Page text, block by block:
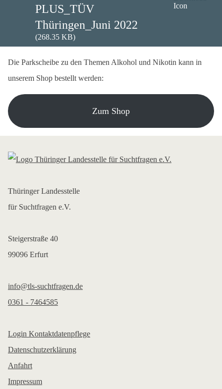
PLUS_TÜV
Thüringen_Juni 2022
(268.35 KB)
Die Parkscheibe zu den Themen Alkohol und Nikotin kann in
unserem Shop bestellt werden:
Zum Shop
Thüringer Landesstelle
für Suchtfragen e.V.
Steigerstraße 40
99096 Erfurt
info@tls-suchtfragen.de
0361 - 7464585
Login Kontaktdatenpflege
Datenschutzerklärung
Anfahrt
Impressum